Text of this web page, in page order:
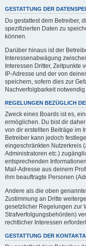
GESTATTUNG DER
Du gestattest dem Betreiber,
spezifizierten Daten zu
können.
Darüber hinaus ist der
Interessenabwägung
Interessen Dritter, Zeitpunkte
IP-Adresse und der von
speichern, sofern dies zur
Nachverfolgbarkeit notwendig
REGELUNGEN BEZÜGLICH
Zweck eines Boards ist es,
ermöglichen. Du bist dir
von dir erstellten Beiträge im
Betreiber kann jedoch
eingeschränkten Nutzerkreis
Administratoren etc.)
entsprechenden
Mail-Adresse aus deinem
ihm beauftragte Personen
Andere als die oben
Zustimmung an Dritte
gesetzlicher Regelungen zur
Strafverfolgungsbehörden)
rechtlicher Interessen
GESTATTUNG DER